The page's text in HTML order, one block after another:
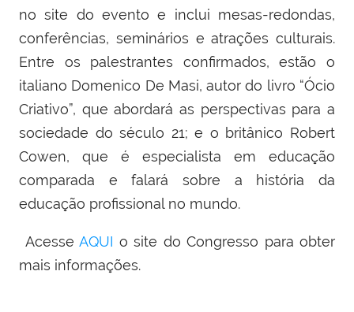
no site do evento e inclui mesas-redondas,
conferências, seminários e atrações culturais.
Entre os palestrantes confirmados, estão o
italiano Domenico De Masi, autor do livro “Ócio
Criativo”, que abordará as perspectivas para a
sociedade do século 21; e o britânico Robert
Cowen, que é especialista em educação
comparada e falará sobre a história da
educação profissional no mundo.
Acesse AQUI o site do Congresso para obter
mais informações.